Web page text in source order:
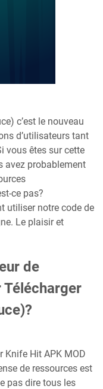
c’est le nouveau
d’utilisateurs tant
vous êtes sur cette
avez probablement
ce pas?
utiliser notre code de
Le plaisir et
de
Knife Hit APK MOD
de ressources est
pas dire tous les